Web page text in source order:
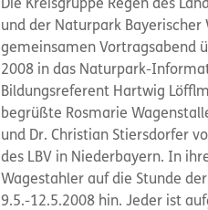
Die Kreisgruppe Regen des
und der Naturpark Bayerischer
gemeinsamen Vortragsabend
2008 in das Naturpark-
Bildungsreferent Hartwig
begrüßte Rosmarie
und Dr. Christian Stiersdorfer
des LBV in Niederbayern. In
Wagestahler auf die Stunde
9.5.-12.5.2008 hin. Jeder ist